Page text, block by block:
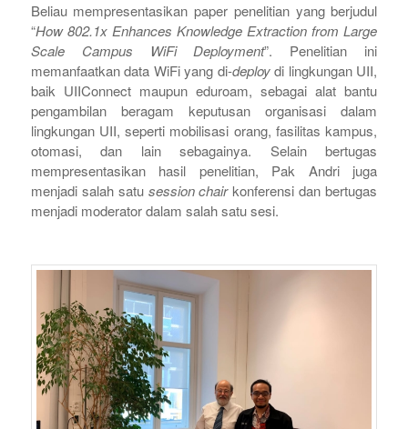
Beliau mempresentasikan paper penelitian yang berjudul
“How 802.1x Enhances Knowledge Extraction from Large
Scale Campus WiFi Deployment”. Penelitian ini
memanfaatkan data WiFi yang di-deploydi lingkungan UII,
baik UIIConnect maupun eduroam, sebagai alat bantu
pengambilan beragam keputusan organisasi dalam
lingkungan UII, seperti mobilisasi orang, fasilitas kampus,
otomasi, dan lain sebagainya. Selain bertugas
mempresentasikan hasil penelitian, Pak Andri juga
menjadi salah satu session chairkonferensi dan bertugas
menjadi moderator dalam salah satu sesi.